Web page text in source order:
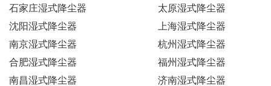
石家庄湿式降尘器
太原湿式降尘器
沈阳湿式降尘器
上海湿式降尘器
南京湿式降尘器
杭州湿式降尘器
合肥湿式降尘器
福州湿式降尘器
南昌湿式降尘器
济南湿式降尘器